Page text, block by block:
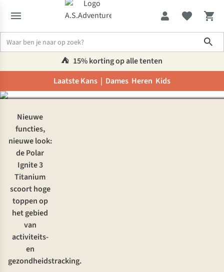
⛺️ 15% korting op alle tenten
Laatste Kans | Dames Heren Kids
Ontdek het nieuwste
horloge van Polar: de
Ignite 3 Titanium
Nieuwe
functies,
nieuwe look:
dePolar
Ignite 3
Titanium
scoort hoge
toppen op
het gebied
van
activiteits-
en
gezondheidstracking.